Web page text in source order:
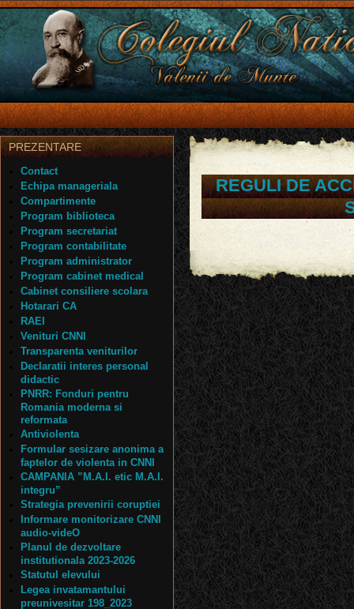
REGULI DE
PREZENTARE
Contact
Echipa manageriala
Compartimente
Program biblioteca
Program secretariat
Program contabilitate
Program administrator
Program cabinet medical
Cabinet consiliere scolara
Hotarari CA
RAEI
Venituri CNNI
Transparenta veniturilor
Declaratii interes personal
didactic
PNRR: Fonduri pentru
Romania moderna si
reformata
Antiviolenta
Formular sesizare anonima a
faptelor de violenta in CNNI
CAMPANIA ”M.A.I. etic M.A.I.
integru”
Strategia prevenirii coruptiei
Informare monitorizare CNNI
audio-videO
Planul de dezvoltare
institutionala 2023-2026
Statutul elevului
Legea invatamantului
preunivesitar 198_2023